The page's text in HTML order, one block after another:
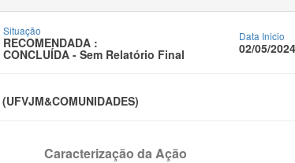
Situação
RECOMENDADA :
CONCLUÍDA - Sem Relatório Final
Data Inicio
02/05/2024
Caracterização da Ação